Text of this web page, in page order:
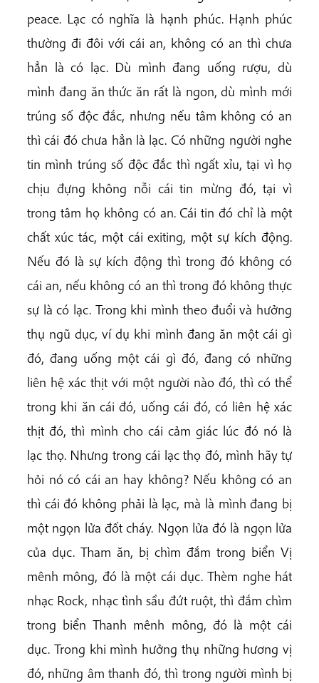
peace. Lạc có nghĩa là hạnh phúc. Hạnh phúc
thường đi đôi với cái an, không có an thì chưa
hẳn là có lạc. Dù mình đang uống rượu, dù
mình đang ăn thức ăn rất là ngon, dù mình mới
trúng số độc đắc, nhưng nếu tâm không có an
thì cái đó chưa hẳn là lạc. Có những người nghe
tin mình trúng số độc đắc thì ngất xỉu, tại vì họ
chịu đựng không nỗi cái tin mừng đó, tại vì
trong tâm họ không có an. Cái tin đó chỉ là một
chất xúc tác, một cái exiting, một sự kích động.
Nếu đó là sự kích động thì trong đó không có
cái an, nếu không có an thì trong đó không thực
sự là có lạc. Trong khi mình theo đuổi và hưởng
thụ ngũ dục, ví dụ khi mình đang ăn một cái gì
đó, đang uống một cái gì đó, đang có những
liên hệ xác thịt với một người nào đó, thì có thể
trong khi ăn cái đó, uống cái đó, có liên hệ xác
thịt đó, thì mình cho cái cảm giác lúc đó nó là
lạc thọ. Nhưng trong cái lạc thọ đó, mình hãy tự
hỏi nó có cái an hay không? Nếu không có an
thì cái đó không phải là lạc, mà là mình đang bị
một ngọn lửa đốt cháy. Ngọn lửa đó là ngọn lửa
của dục. Tham ăn, bị chìm đắm trong biển Vị
mênh mông, đó là một cái dục. Thèm nghe hát
nhạc Rock, nhạc tình sầu đứt ruột, thì đắm chìm
trong biển Thanh mênh mông, đó là một cái
dục. Trong khi mình hưởng thụ những hương vị
đó, những âm thanh đó, thì trong người mình bị